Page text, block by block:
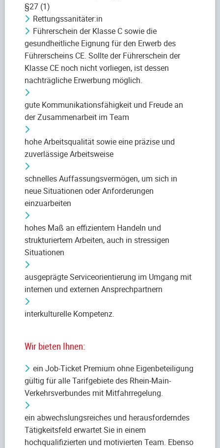
§27 (1)
Rettungssanitäter:in
Führerschein der Klasse C sowie die
gesundheitliche Eignung für den Erwerb des
Führerscheins CE. Sollte der Führerschein der
Klasse CE noch nicht vorliegen, ist dessen
nachträgliche Erwerbung möglich.
gute Kommunikationsfähigkeit und Freude an
der Zusammenarbeit im Team
hohe Arbeitsqualität sowie eine präzise und
zuverlässige Arbeitsweise
schnelles Auffassungsvermögen, um sich in
neue Situationen oder Anforderungen
einzuarbeiten
hohes Maß an effizientem Handeln und
strukturiertem Arbeiten, auch in stressigen
Situationen
ausgeprägte Serviceorientierung im Umgang mit
internen und externen Ansprechpartnern
interkulturelle Kompetenz.
Wir bieten Ihnen:
ein Job-Ticket Premium ohne Eigenbeteiligung
gültig für alle Tarifgebiete des Rhein-Main-
Verkehrsverbundes mit Mitfahrregelung.
ein abwechslungsreiches und herausforderndes
Tätigkeitsfeld erwartet Sie in einem
hochqualifizierten und motivierten Team. Ebenso